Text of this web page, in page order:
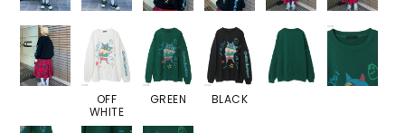
OFF
WHITE
GREEN BLACK